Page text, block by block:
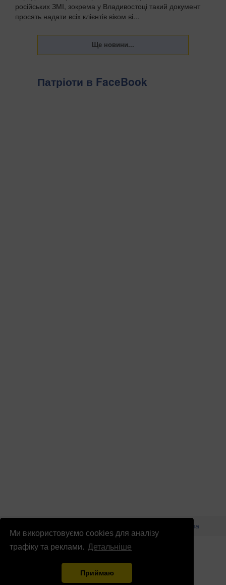
Ми використовуємо cookies для аналізу
трафіку та реклами. Детальніше
Приймаю
російських ЗМІ, зокрема у Владивостоці такий документ
просять надати всіх клієнтів віком ві...
Патріоти в FaceBook
Реклама
info@patrioty.org.ua